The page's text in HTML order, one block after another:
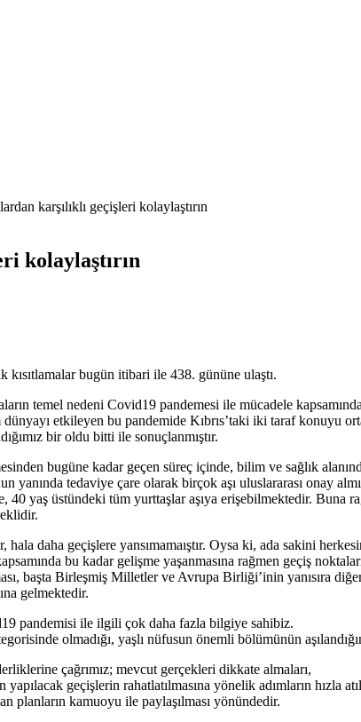
karşılıklı geçişleri kolaylaştırın
kolaylaştırın
kısıtlamalar bugün itibari ile 438. gününe ulaştı.
temel nedeni Covid19 pandemesi ile mücadele
dünyayı etkileyen bu pandemide Kıbrıs’taki iki taraf
bir oldu bitti ile sonuçlanmıştır.
bugüne kadar geçen süreç içinde, bilim ve sağlık
yanında tedaviye çare olarak birçok aşı uluslararası onay
40 yaş üstündeki tüm yurttaşlar aşıya erişebilmektedir.
daha geçişlere yansımamaıştır. Oysa ki, ada sakini
bu kadar gelişme yaşanmasına rağmen geçiş
başta Birleşmiş Milletler ve Avrupa Birliği’inin yanısıra
gelmektedir.
pandemisi ile ilgili çok daha fazla bilgiye sahibiz.
olmadığı, yaşlı nüfusun önemli bölümünün
çağrımız; mevcut gerçekleri dikkate almaları,
geçişlerin rahatlatılmasına yönelik adımların hızla
planların kamuoyu ile paylaşılması yönündedir.